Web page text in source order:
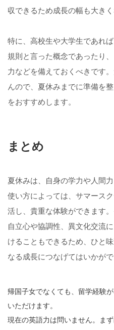
収できるため成長の幅も大き
特に、高校生や大学生であれ
規則と言った概念であったり
力などを備えておくべきです
んので、夏休みまでに準備を
をおすすめします。
まとめ
夏休みは、自身の学力や人間
使い方によっては、サマース
活し、貴重な体験ができます
自立心や協調性、異文化交流
けることもできるため、ひと
なる成長につなげてはいかがで
帰国子女でなくても、留学経験
いただけます。
現在の英語力は問いません。ま